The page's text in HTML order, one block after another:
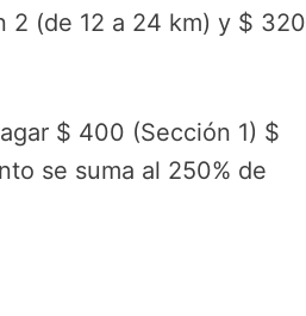
2 (de 12 a 24 km) y $ 320
$ 400 (Sección 1) $
se suma al 250% de